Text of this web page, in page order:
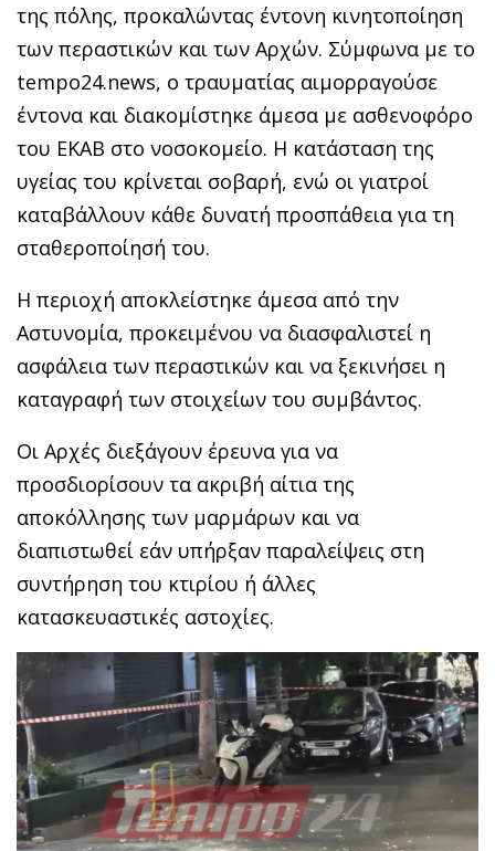
της πόλης, προκαλώντας έντονη κινητοποίηση
των περαστικών και των Αρχών. Σύμφωνα με το
tempo24.news, ο τραυματίας αιμορραγούσε
έντονα και διακομίστηκε άμεσα με ασθενοφόρο
του ΕΚΑΒ στο νοσοκομείο. Η κατάσταση της
υγείας του κρίνεται σοβαρή, ενώ οι γιατροί
καταβάλλουν κάθε δυνατή προσπάθεια για τη
σταθεροποίησή του.
Η περιοχή αποκλείστηκε άμεσα από την
Αστυνομία, προκειμένου να διασφαλιστεί η
ασφάλεια των περαστικών και να ξεκινήσει η
καταγραφή των στοιχείων του συμβάντος.
Οι Αρχές διεξάγουν έρευνα για να
προσδιορίσουν τα ακριβή αίτια της
αποκόλλησης των μαρμάρων και να
διαπιστωθεί εάν υπήρξαν παραλείψεις στη
συντήρηση του κτιρίου ή άλλες
κατασκευαστικές αστοχίες.